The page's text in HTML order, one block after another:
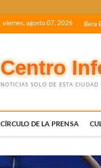
viernes, agosto 07, 2026 Bera
Centro
NOTICIAS SOLO DE ESTA CIUDAD
CÍRCULO DE LA PRENSA